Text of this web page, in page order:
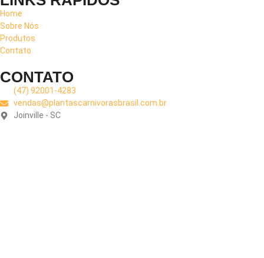
Home
Sobre Nós
Produtos
Contato
CONTATO
(47) 92001-4283
vendas@plantascarnivorasbrasil.com.br
Joinville - SC